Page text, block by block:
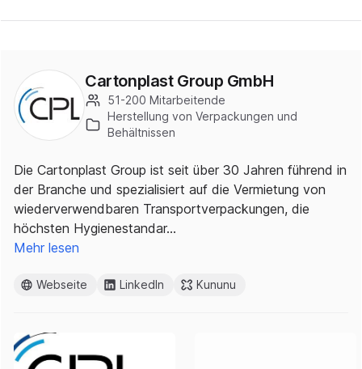
Cartonplast Group GmbH
51-200 Mitarbeitende
Herstellung von Verpackungen und
Behältnissen
Die Cartonplast Group ist seit über 30 Jahren führend in
der Branche und spezialisiert auf die Vermietung von
wiederverwendbaren Transportverpackungen, die
höchsten Hygienestandar…
Mehr lesen
Webseite LinkedIn Kununu